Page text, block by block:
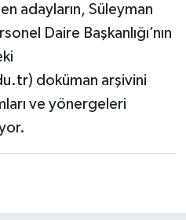
adayların, Süleyman
Daire Başkanlığı’nın
) doküman arşivini
ve yönergeleri